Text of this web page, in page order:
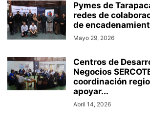
Pymes de
redes de
de
Mayo 29, 2026
Centros de
Negocios
coordinación
apoyar...
Abril 14, 2026